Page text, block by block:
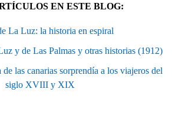
EN ESTE BLOG:
La Luz: la historia en espiral
y de Las Palmas y otras historias (1912)
las canarias sorprendía a los viajeros del
siglo XVIII y XIX